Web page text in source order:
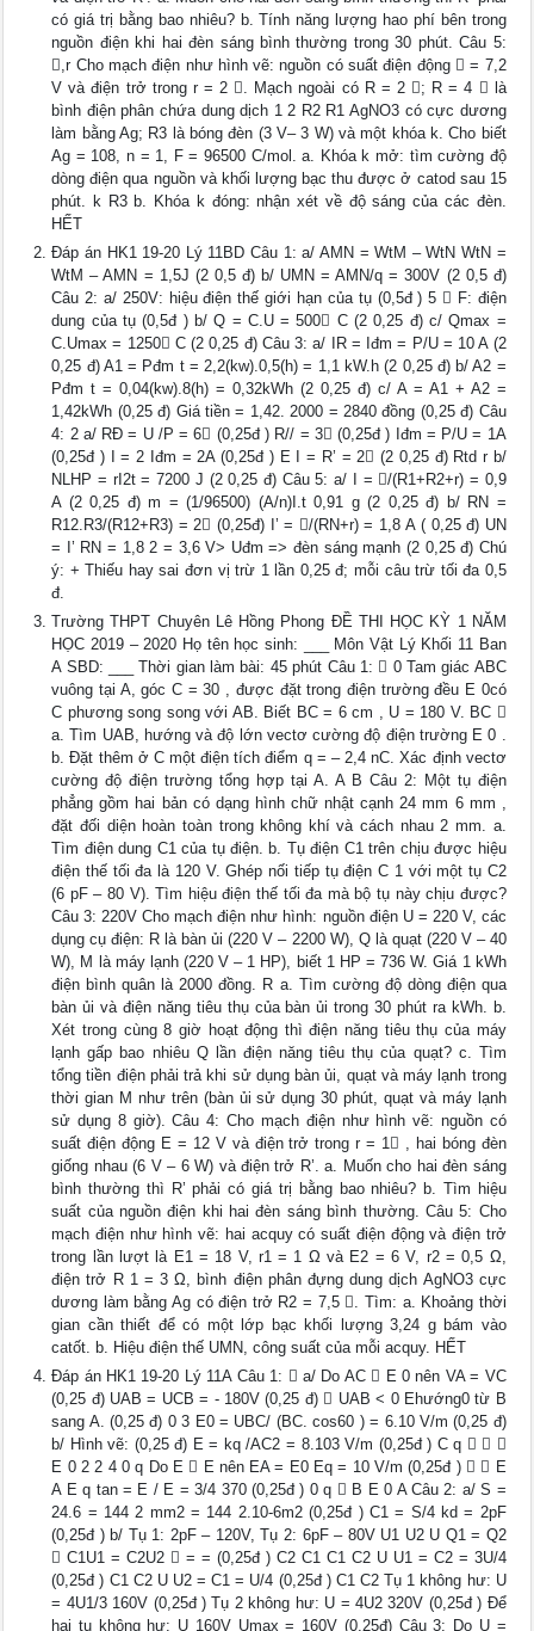
có giá trị bằng bao nhiêu? b. Tính năng lượng hao phí bên trong
nguồn điện khi hai đèn sáng bình thường trong 30 phút. Câu 5:
,r Cho mạch điện như hình vẽ: nguồn có suất điện động  = 7,2
V và điện trở trong r = 2 . Mạch ngoài có R = 2 ; R = 4  là
bình điện phân chứa dung dịch 1 2 R2 R1 AgNO3 có cực dương
làm bằng Ag; R3 là bóng đèn (3 V– 3 W) và một khóa k. Cho biết
Ag = 108, n = 1, F = 96500 C/mol. a. Khóa k mở: tìm cường độ
dòng điện qua nguồn và khối lượng bạc thu được ở catod sau 15
phút. k R3 b. Khóa k đóng: nhận xét về độ sáng của các đèn.
HẾT
Đáp án HK1 19-20 Lý 11BD Câu 1: a/ AMN = WtM – WtN WtN =
WtM – AMN = 1,5J (2 0,5 đ) b/ UMN = AMN/q = 300V (2 0,5 đ)
Câu 2: a/ 250V: hiệu điện thế giới hạn của tụ (0,5đ ) 5  F: điện
dung của tụ (0,5đ ) b/ Q = C.U = 500 C (2 0,25 đ) c/ Qmax =
C.Umax = 1250 C (2 0,25 đ) Câu 3: a/ IR = Iđm = P/U = 10 A (2
0,25 đ) A1 = Pđm t = 2,2(kw).0,5(h) = 1,1 kW.h (2 0,25 đ) b/ A2 =
Pđm t = 0,04(kw).8(h) = 0,32kWh (2 0,25 đ) c/ A = A1 + A2 =
1,42kWh (0,25 đ) Giá tiền = 1,42. 2000 = 2840 đồng (0,25 đ) Câu
4: 2 a/ RĐ = U /P = 6 (0,25đ ) R// = 3 (0,25đ ) Iđm = P/U = 1A
(0,25đ ) I = 2 Iđm = 2A (0,25đ ) E I = R’ = 2 (2 0,25 đ) Rtd r b/
NLHP = rI2t = 7200 J (2 0,25 đ) Câu 5: a/ I = /(R1+R2+r) = 0,9
A (2 0,25 đ) m = (1/96500) (A/n)I.t 0,91 g (2 0,25 đ) b/ RN =
R12.R3/(R12+R3) = 2 (0,25đ) I’ = /(RN+r) = 1,8 A ( 0,25 đ) UN
= I’ RN = 1,8 2 = 3,6 V> Uđm => đèn sáng mạnh (2 0,25 đ) Chú
ý: + Thiếu hay sai đơn vị trừ 1 lần 0,25 đ; mỗi câu trừ tối đa 0,5
đ.
Trường THPT Chuyên Lê Hồng Phong ĐỀ THI HỌC KỲ 1 NĂM
HỌC 2019 – 2020 Họ tên học sinh: ___ Môn Vật Lý Khối 11 Ban
A SBD: ___ Thời gian làm bài: 45 phút Câu 1:  0 Tam giác ABC
vuông tại A, góc C = 30 , được đặt trong điện trường đều E 0có
C phương song song với AB. Biết BC = 6 cm , U = 180 V. BC 
a. Tìm UAB, hướng và độ lớn vectơ cường độ điện trường E 0 .
b. Đặt thêm ở C một điện tích điểm q = – 2,4 nC. Xác định vectơ
cường độ điện trường tổng hợp tại A. A B Câu 2: Một tụ điện
phẳng gồm hai bản có dạng hình chữ nhật cạnh 24 mm 6 mm ,
đặt đối diện hoàn toàn trong không khí và cách nhau 2 mm. a.
Tìm điện dung C1 của tụ điện. b. Tụ điện C1 trên chịu được hiệu
điện thế tối đa là 120 V. Ghép nối tiếp tụ điện C 1 với một tụ C2
(6 pF – 80 V). Tìm hiệu điện thế tối đa mà bộ tụ này chịu được?
Câu 3: 220V Cho mạch điện như hình: nguồn điện U = 220 V, các
dụng cụ điện: R là bàn ủi (220 V – 2200 W), Q là quạt (220 V – 40
W), M là máy lạnh (220 V – 1 HP), biết 1 HP = 736 W. Giá 1 kWh
điện bình quân là 2000 đồng. R a. Tìm cường độ dòng điện qua
bàn ủi và điện năng tiêu thụ của bàn ủi trong 30 phút ra kWh. b.
Xét trong cùng 8 giờ hoạt động thì điện năng tiêu thụ của máy
lạnh gấp bao nhiêu Q lần điện năng tiêu thụ của quạt? c. Tìm
tổng tiền điện phải trả khi sử dụng bàn ủi, quạt và máy lạnh trong
thời gian M như trên (bàn ủi sử dụng 30 phút, quạt và máy lạnh
sử dụng 8 giờ). Câu 4: Cho mạch điện như hình vẽ: nguồn có
suất điện động E = 12 V và điện trở trong r = 1 , hai bóng đèn
giống nhau (6 V – 6 W) và điện trở R’. a. Muốn cho hai đèn sáng
bình thường thì R’ phải có giá trị bằng bao nhiêu? b. Tìm hiệu
suất của nguồn điện khi hai đèn sáng bình thường. Câu 5: Cho
mạch điện như hình vẽ: hai acquy có suất điện động và điện trở
trong lần lượt là E1 = 18 V, r1 = 1 Ω và E2 = 6 V, r2 = 0,5 Ω,
điện trở R 1 = 3 Ω, bình điện phân đựng dung dịch AgNO3 cực
dương làm bằng Ag có điện trở R2 = 7,5 . Tìm: a. Khoảng thời
gian cần thiết để có một lớp bạc khối lượng 3,24 g bám vào
catốt. b. Hiệu điện thế UMN, công suất của mỗi acquy. HẾT
Đáp án HK1 19-20 Lý 11A Câu 1:  a/ Do AC  E 0 nên VA = VC
(0,25 đ) UAB = UCB = - 180V (0,25 đ)  UAB < 0 Ehướng0 từ B
sang A. (0,25 đ) 0 3 E0 = UBC/ (BC. cos60 ) = 6.10 V/m (0,25 đ)
b/ Hình vẽ: (0,25 đ) E = kq /AC2 = 8.103 V/m (0,25đ ) C q   
E 0 2 2 4 0 q Do E  E nên EA = E0 Eq = 10 V/m (0,25đ )   E
A E q tan = E / E = 3/4 370 (0,25đ ) 0 q  B E 0 A Câu 2: a/ S =
24.6 = 144 2 mm2 = 144 2.10-6m2 (0,25đ ) C1 = S/4 kd = 2pF
(0,25đ ) b/ Tụ 1: 2pF – 120V, Tụ 2: 6pF – 80V U1 U2 U Q1 = Q2
 C1U1 = C2U2  = = (0,25đ ) C2 C1 C1 C2 U U1 = C2 = 3U/4
(0,25đ ) C1 C2 U U2 = C1 = U/4 (0,25đ ) C1 C2 Tụ 1 không hư: U
= 4U1/3 160V (0,25đ ) Tụ 2 không hư: U = 4U2 320V (0,25đ ) Để
hai tụ không hư: U 160V Umax = 160V (0,25đ) Câu 3: Do U =